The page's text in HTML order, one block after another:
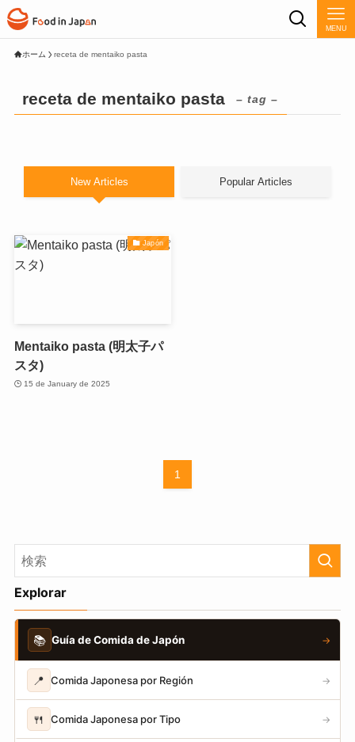
MENU
ホーム receta de mentaiko pasta
receta de mentaiko pasta – tag –
New Articles Popular Articles
Japón
Mentaiko pasta (明太子パ
スタ)
15 de January de 2025
1
Explorar
📚 Guía de Comida de Japón →
📍 Comida Japonesa por Región →
🍴 Comida Japonesa por Tipo →